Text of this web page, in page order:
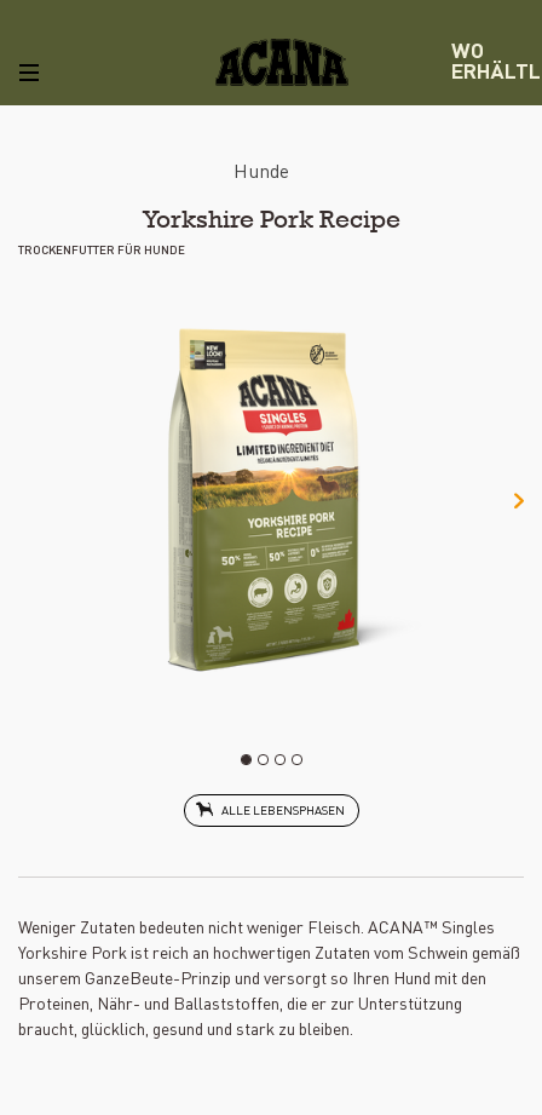
WO
Hunde
Yorkshire Pork Recipe
TROCKENFUTTER FÜR HUNDE
ALLE LEBENSPHASEN
Weniger Zutaten bedeuten nicht weniger Fleisch. ACANA™ Singles
Yorkshire Pork ist reich an hochwertigen Zutaten vom Schwein gemäß
unserem GanzeBeute-Prinzip und versorgt so Ihren Hund mit den
Proteinen, Nähr- und Ballaststoffen, die er zur Unterstützung
braucht, glücklich, gesund und stark zu bleiben.